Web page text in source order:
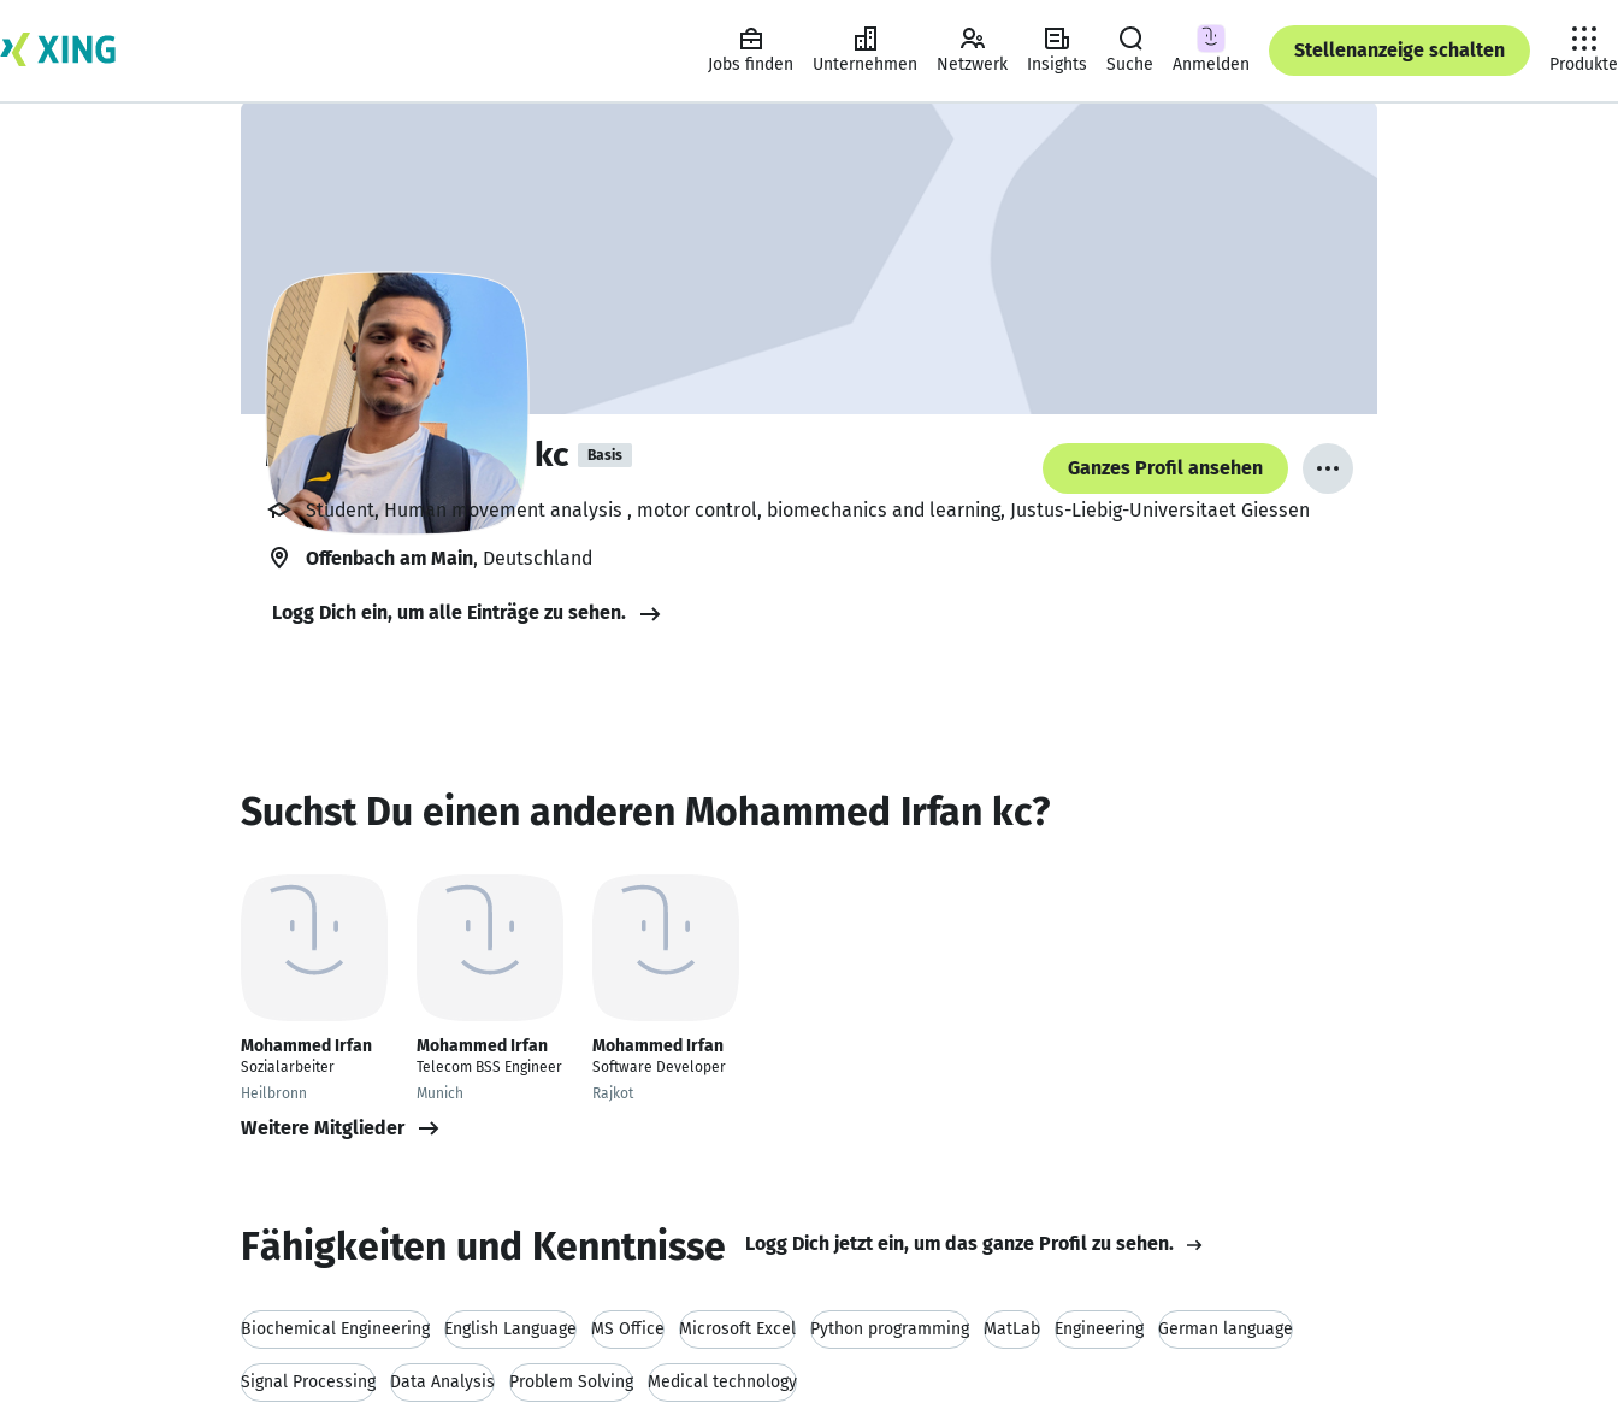
Jobs finden Unternehmen Netzwerk Insights Suche Anmelden
Stellenanzeige schalten
Produkte
Mohammed Irfan kc Basis
Ganzes Profil ansehen
Student, Human movement analysis , motor control, biomechanics and learning, Justus-Liebig-Universitaet Giessen
Offenbach am Main, Deutschland
Logg Dich ein, um alle Einträge zu sehen.
Suchst Du einen anderen Mohammed Irfan kc?
Mohammed Irfan
Sozialarbeiter
Heilbronn
Mohammed Irfan
Telecom BSS Engineer
Munich
Mohammed Irfan
Software Developer
Rajkot
Weitere Mitglieder
Fähigkeiten und Kenntnisse Logg Dich jetzt ein, um das ganze Profil zu sehen.
Biochemical Engineering English Language MS Office Microsoft Excel Python programming MatLab Engineering German language
Signal Processing Data Analysis Problem Solving Medical technology